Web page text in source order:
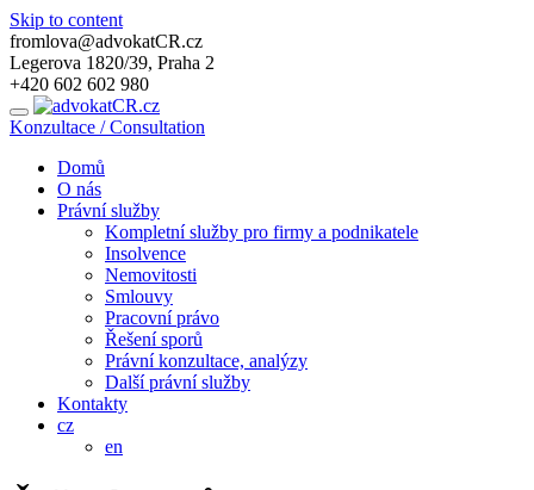
Skip to content
fromlova@advokatCR.cz
Legerova 1820/39, Praha 2
+420 602 602 980
Konzultace / Consultation
Domů
O nás
Právní služby
Kompletní služby pro firmy a podnikatele
Insolvence
Nemovitosti
Smlouvy
Pracovní právo
Řešení sporů
Právní konzultace, analýzy
Další právní služby
Kontakty
cz
en